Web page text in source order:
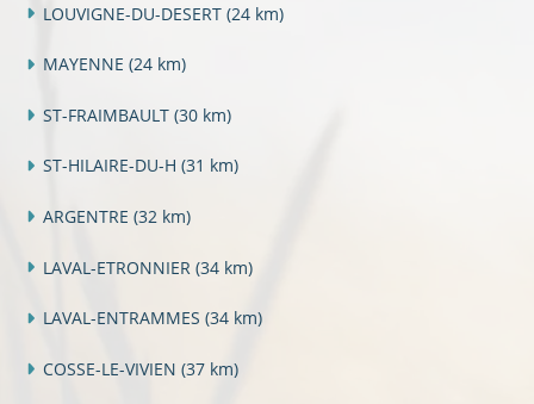
LOUVIGNE-DU-DESERT (24 km)
MAYENNE (24 km)
ST-FRAIMBAULT (30 km)
ST-HILAIRE-DU-H (31 km)
ARGENTRE (32 km)
LAVAL-ETRONNIER (34 km)
LAVAL-ENTRAMMES (34 km)
COSSE-LE-VIVIEN (37 km)